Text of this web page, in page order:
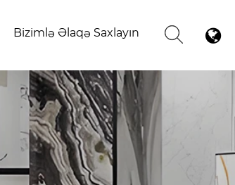
Bizimlə Əlaqə Saxlayın